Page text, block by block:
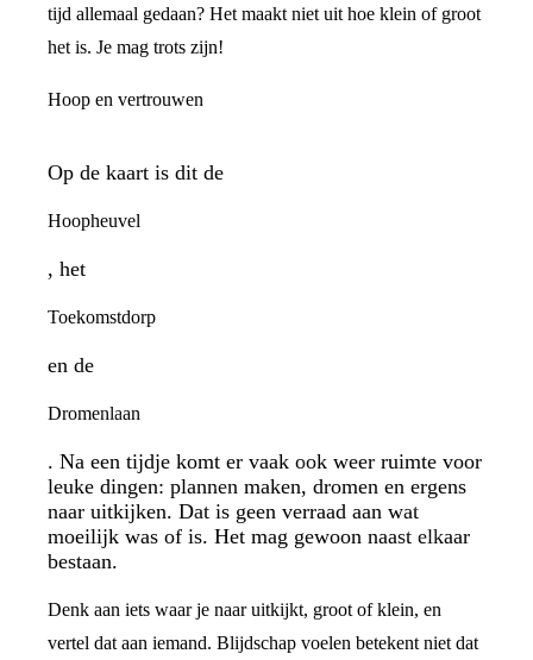
tijd allemaal gedaan? Het maakt niet uit hoe klein of groot
het is. Je mag trots zijn!
Hoop en vertrouwen
Op de kaart is dit de
Hoopheuvel
, het
Toekomstdorp
en de
Dromenlaan
. Na een tijdje komt er vaak ook weer ruimte voor
leuke dingen: plannen maken, dromen en ergens
naar uitkijken. Dat is geen verraad aan wat
moeilijk was of is. Het mag gewoon naast elkaar
bestaan.
Denk aan iets waar je naar uitkijkt, groot of klein, en
vertel dat aan iemand. Blijdschap voelen betekent niet dat